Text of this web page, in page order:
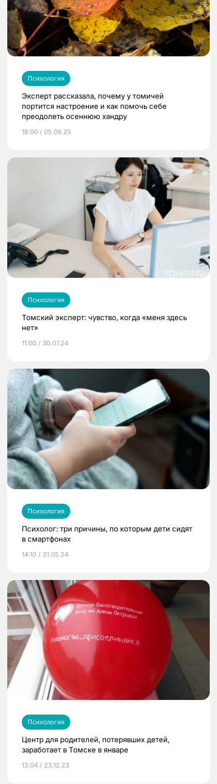
Психология
Эксперт рассказала, почему у томичей
портится настроение и как помочь себе
преодолеть осеннюю хандру
18:00 / 05.09.25
Психология
Томский эксперт: чувство, когда «меня здесь
нет»
11:00 / 30.07.24
Психология
Психолог: три причины, по которым дети сидят
в смартфонах
14:10 / 31.05.24
Психология
Центр для родителей, потерявших детей,
заработает в Томске в январе
13:04 / 23.12.23